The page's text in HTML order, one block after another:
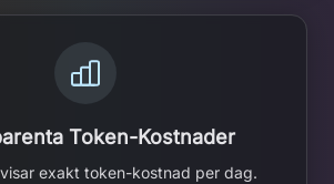
Token-Kostnader
exakt token-kostnad per dag.